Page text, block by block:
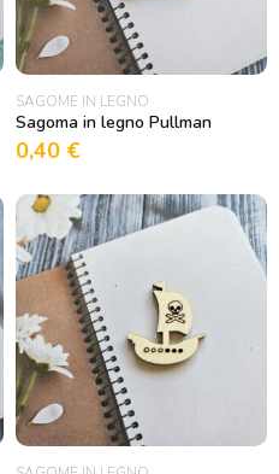
SAGOME IN LEGNO
Sagoma in legno Pullman
0,40 €